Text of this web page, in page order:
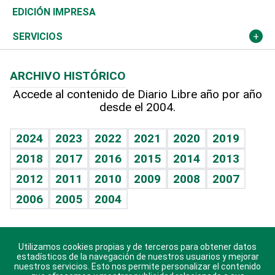
Caribe
Resto del mundo
Global y variable
Economía personal
Novedades
Podcast Arte Libre
Hablando con el pediatra
Vida y familia
Eñe
Celebrando la vida
Sin complejos
En pocas palabras
Escuchando al corazón
Olimpismo
Más deportes
Línea de hit
TBT Deportivo
Noticiero Poteleche
Columnistas
Más firmas
Martes de tecnología
Cambio climático
Deportes
Opinión
Hecho en casa
Guía del dinero
EDICIÓN IMPRESA
SERVICIOS
Cumpleaños
Horóscopos
Crucigramas
ARCHIVO HISTÓRICO
Accede al contenido de Diario Libre año por año
desde el 2004.
2024 2023 2022 2021 2020
2019
2018
2017 2016 2015 2014
2013
2012
2011 2010 2009 2008
2007
2006
2005 2004
Descarga nuestras aplicaciones para Android, iOS y
sistema Huawei.
Utilizamos cookies propias y de terceros para obtener datos
estadísticos de la navegación de nuestros usuarios y mejorar
nuestros servicios. Esto nos permite personalizar el contenido